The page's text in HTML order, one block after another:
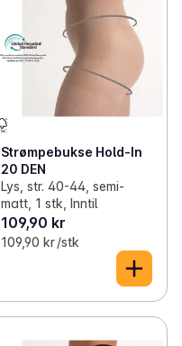
Strømpebukse Hold-In
20 DEN
Lys, str. 40-44, semi-
matt, 1 stk, Inntil
109,90 kr
109,90 kr /stk